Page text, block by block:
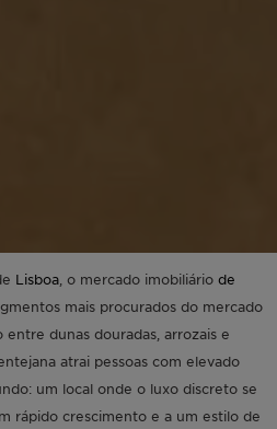
Lisboa , o mercado imobiliário de
mais procurados do mercado
dunas douradas, arrozais e
atrai pessoas com elevado
um local onde o luxo discreto se
rápido crescimento e a um estilo de